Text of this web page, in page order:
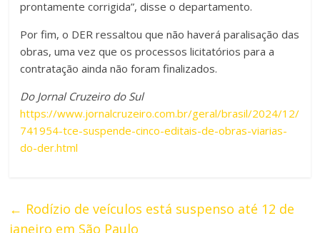
prontamente corrigida”, disse o departamento.
Por fim, o DER ressaltou que não haverá paralisação das
obras, uma vez que os processos licitatórios para a
contratação ainda não foram finalizados.
Do Jornal Cruzeiro do Sul
https://www.jornalcruzeiro.com.br/geral/brasil/2024/12/
741954-tce-suspende-cinco-editais-de-obras-viarias-
do-der.html
← Rodízio de veículos está suspenso até 12 de
janeiro em São Paulo